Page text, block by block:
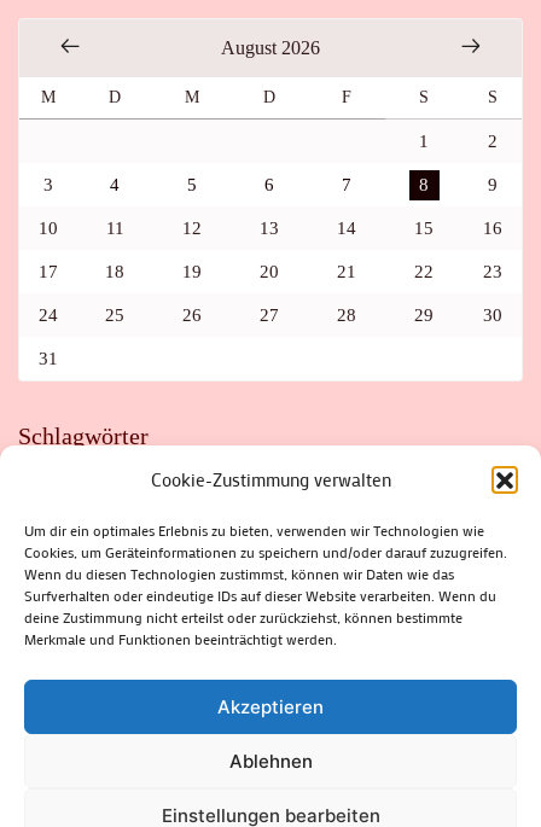
Cookie-Zustimmung verwalten
Um dir ein optimales Erlebnis zu bieten, verwenden wir Technologien wie
Cookies, um Geräteinformationen zu speichern und/oder darauf zuzugreifen.
Wenn du diesen Technologien zustimmst, können wir Daten wie das
Surfverhalten oder eindeutige IDs auf dieser Website verarbeiten. Wenn du
deine Zustimmung nicht erteilst oder zurückziehst, können bestimmte
Merkmale und Funktionen beeinträchtigt werden.
Akzeptieren
Ablehnen
Einstellungen bearbeiten
August 2026
M D M D F S S
1 2
3 4 5 6 7 8 9
10 11 12 13 14 15 16
17 18 19 20 21 22 23
24 25 26 27 28 29 30
31
Schlagwörter
FAHRRAD
FLOHMARKT FOLK GEWINNSPIEL
HITZE
HITZEFALLE AUTO
IRISH DANCE JAZZ
KABARETT
KINDER
KIRMES KLASSIK
KLEINE SUHLER REIHE
KRIMI
KULTUR LESUNG LOTTO
MEININGEN
PARASITEN
PILZE SCHLEUSINGEN
SCHULWEG
SOMMERFERIEN
SPORT SRH
STADTFEST
STADTMARKETING
STRASSENSPERRUNG
SUHL
SUHLER FRÜHLING
SUHLER STADTMARKETING
THÜRINGER WALD
ZELLA-MEHLIS
(c) Rhön-Rennsteig-Verlag 2024. Alle Rechte vorbehalten.